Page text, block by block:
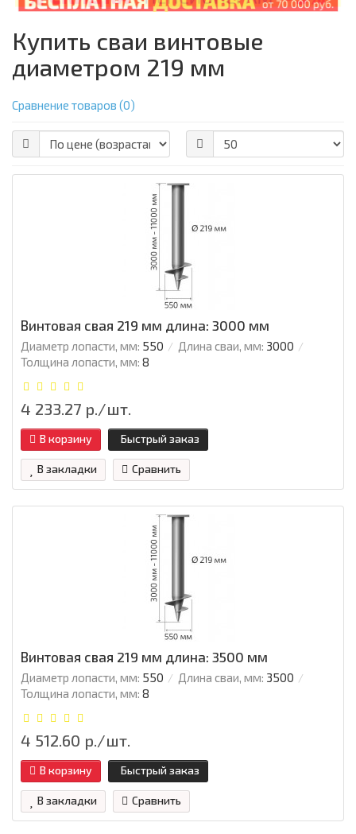
Купить сваи винтовые
диаметром 219 мм
Сравнение товаров (0)
Винтовая свая 219 мм длина: 3000 мм
Диаметр лопасти, мм: 550 Длина сваи, мм: 3000
Толщина лопасти, мм: 8
4 233.27 р./шт.
В корзину Быстрый заказ
В закладки Сравнить
Винтовая свая 219 мм длина: 3500 мм
Диаметр лопасти, мм: 550 Длина сваи, мм: 3500
Толщина лопасти, мм: 8
4 512.60 р./шт.
В корзину Быстрый заказ
В закладки Сравнить